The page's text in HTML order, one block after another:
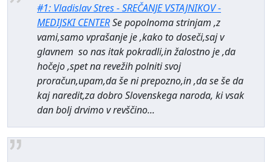
#1: Vladislav Stres - SREČANJE VSTAJNIKOV -
MEDIJSKI CENTERSe popolnoma strinjam ,z
vami,samo vprašanje je ,kako to doseči,saj v
glavnem so nas itak pokradli,in žalostno je ,da
hočejo ,spet na revežih polniti svoj
proračun,upam,da še ni prepozno,in ,da se še da
kaj naredit,za dobro Slovenskega naroda, ki vsak
dan bolj drvimo v revščino...